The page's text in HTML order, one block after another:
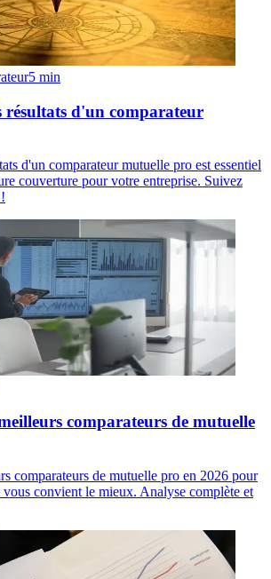
5 min
résultats d'un comparateur
d'un comparateur mutuelle pro est essentiel
couverture pour votre entreprise. Suivez
comparateurs de mutuelle
comparateurs de mutuelle pro en 2026 pour
convient le mieux. Analyse complète et